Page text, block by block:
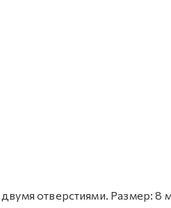
отверстиями. Размер: 8